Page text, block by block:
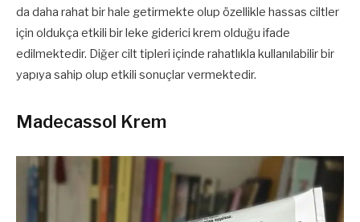
da daha rahat bir hale getirmekte olup özellikle hassas ciltler
için oldukça etkili bir leke giderici krem olduğu ifade
edilmektedir. Diğer cilt tipleri içinde rahatlıkla kullanılabilir bir
yapıya sahip olup etkili sonuçlar vermektedir.
Madecassol Krem